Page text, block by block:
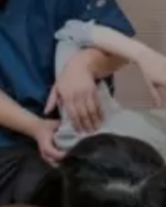
立性調節障害に対
によるアプローチ